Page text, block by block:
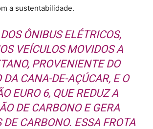
a sustentabilidade.
ÔNIBUS ELÉTRICOS,
VEÍCULOS MOVIDOS A
PROVENIENTE DO
DA CANA-DE-AÇÚCAR, E O
EURO 6, QUE REDUZ A
DE CARBONO E GERA
DE CARBONO. ESSA FROTA